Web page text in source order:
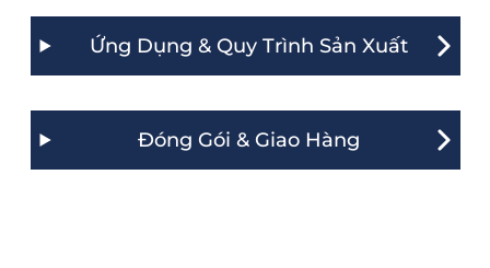
Ứng Dụng & Quy Trình Sản Xuất
Đóng Gói & Giao Hàng